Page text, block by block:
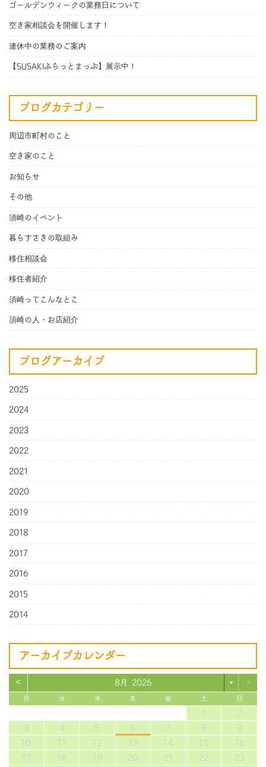
ゴールデンウィークの業務日について
空き家相談会を開催します！
連休中の業務のご案内
【SUSAKIふらっとまっぷ】展示中！
ブログカテゴリー
周辺市町村のこと
空き家のこと
お知らせ
その他
須崎のイベント
暮らすさきの取組み
移住相談会
移住者紹介
須崎ってこんなとこ
須崎の人・お店紹介
ブログアーカイブ
2025
2024
2023
2022
2021
2020
2019
2018
2017
2016
2015
2014
アーカイブカレンダー
< 8月 2026 ▼ >
月 火 水 木 金 土 日
1
2
3
4 5 6 7 8
9
10
11 12 13 14 15
16
17
18 19 20 21 22
23